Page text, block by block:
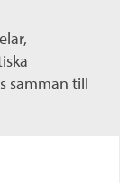
samman till